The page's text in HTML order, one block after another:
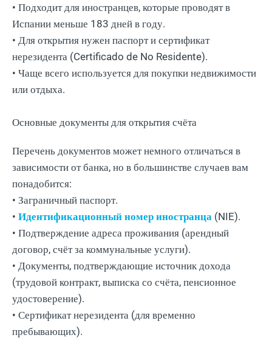
• Подходит для иностранцев, которые проводят в
Испании меньше 183 дней в году.
• Для открытия нужен паспорт и сертификат
нерезидента (Certificado de No Residente).
• Чаще всего используется для покупки недвижимости
или отдыха.
Основные документы для открытия счёта
Перечень документов может немного отличаться в
зависимости от банка, но в большинстве случаев вам
понадобится:
• Заграничный паспорт.
• Идентификационный номер иностранца (NIE).
• Подтверждение адреса проживания (арендный
договор, счёт за коммунальные услуги).
• Документы, подтверждающие источник дохода
(трудовой контракт, выписка со счёта, пенсионное
удостоверение).
• Сертификат нерезидента (для временно
пребывающих).